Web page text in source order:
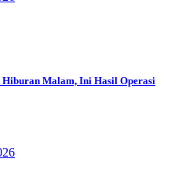
Hiburan Malam, Ini Hasil Operasi